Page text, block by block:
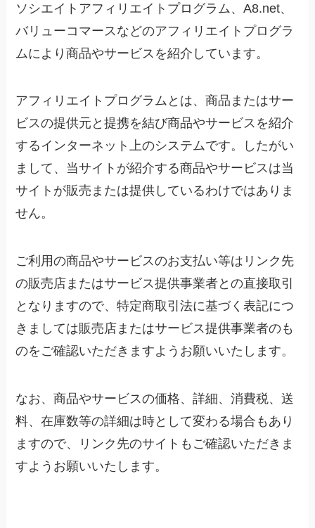
ソシエイトアフィリエイトプログラム、A8.net、
バリューコマースなどのアフィリエイトプログラ
ムにより商品やサービスを紹介しています。
アフィリエイトプログラムとは、商品またはサー
ビスの提供元と提携を結び商品やサービスを紹介
するインターネット上のシステムです。したがい
まして、当サイトが紹介する商品やサービスは当
サイトが販売または提供しているわけではありま
せん。
ご利用の商品やサービスのお支払い等はリンク先
の販売店またはサービス提供事業者との直接取引
となりますので、特定商取引法に基づく表記につ
きましては販売店またはサービス提供事業者のも
のをご確認いただきますようお願いいたします。
なお、商品やサービスの価格、詳細、消費税、送
料、在庫数等の詳細は時として変わる場合もあり
ますので、リンク先のサイトもご確認いただきま
すようお願いいたします。